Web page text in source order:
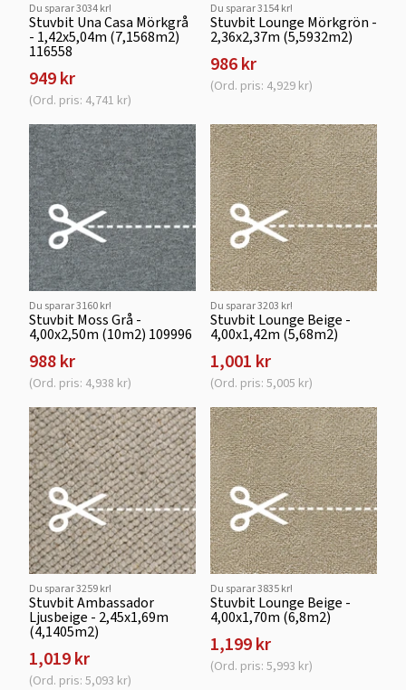
Du sparar 3034 kr!
Stuvbit Una Casa Mörkgrå
- 1,42x5,04m (7,1568m2)
116558
949 kr
(Ord. pris: 4,741 kr)
Du sparar 3154 kr!
Stuvbit Lounge Mörkgrön -
2,36x2,37m (5,5932m2)
986 kr
(Ord. pris: 4,929 kr)
Du sparar 3160 kr!
Stuvbit Moss Grå -
4,00x2,50m (10m2) 109996
988 kr
(Ord. pris: 4,938 kr)
Du sparar 3203 kr!
Stuvbit Lounge Beige -
4,00x1,42m (5,68m2)
1,001 kr
(Ord. pris: 5,005 kr)
Du sparar 3259 kr!
Stuvbit Ambassador
Ljusbeige - 2,45x1,69m
(4,1405m2)
1,019 kr
(Ord. pris: 5,093 kr)
Du sparar 3835 kr!
Stuvbit Lounge Beige -
4,00x1,70m (6,8m2)
1,199 kr
(Ord. pris: 5,993 kr)